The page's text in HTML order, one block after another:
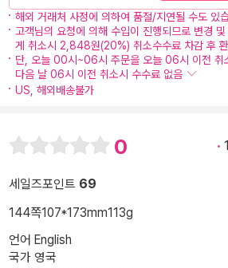
해외 거래처 사정에 의하여 품절/지연될 수도 있
고객님의 요청에 의해 수입이 진행되므로 변경
게 취소시 2,848원(20%) 취소수수료 차감 후
단, 오늘 00시~06시 주문을 오늘 06시 이전 취
다음 날 06시 이전 취소시 수수료 없음
US, 해외배송불가
0
세일즈포인트 69
144쪽107*173mm113g
언어 English
국가 영국